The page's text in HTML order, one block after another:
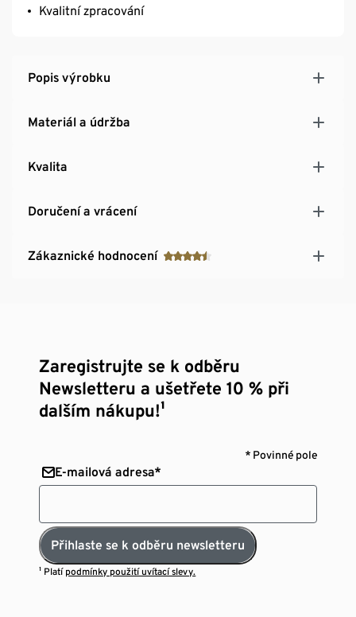
Kvalitní zpracování
Popis výrobku
Materiál a údržba
Kvalita
Doručení a vrácení
Zákaznické hodnocení
Zaregistrujte se k odběru
Newsletteru a ušetřete 10 % při
dalším nákupu!¹
* Povinné pole
E-mailová adresa*
Přihlaste se k odběru newsletteru
¹ Platí podmínky použití uvítací slevy.